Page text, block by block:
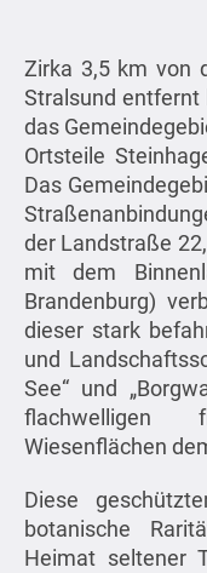
Zirka 3,5 km von
Stralsund
das
Ortsteile
Das
der Landstraße
mit dem
Brandenburg)
dieser stark
und
See“ und
flachwelligen
Wiesenflächen
Diese
botanische
Heimat seltener